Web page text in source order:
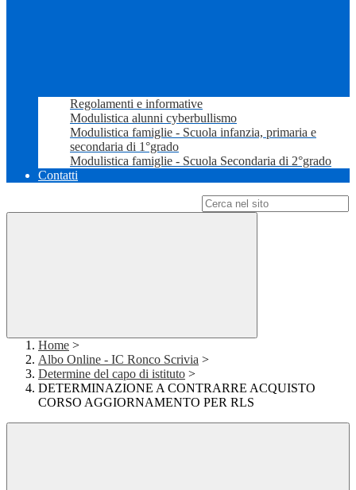
Regolamenti e informative
Modulistica alunni cyberbullismo
Modulistica famiglie - Scuola infanzia, primaria e
secondaria di 1°grado
Modulistica famiglie - Scuola Secondaria di 2°grado
Contatti
Home >
Albo Online - IC Ronco Scrivia >
Determine del capo di istituto >
DETERMINAZIONE A CONTRARRE ACQUISTO
CORSO AGGIORNAMENTO PER RLS